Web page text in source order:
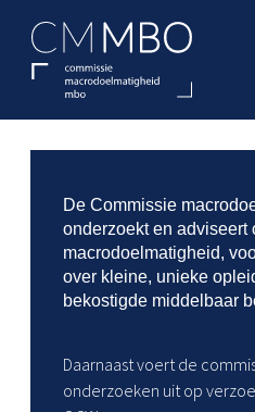
De Commissie
onderzoekt en adviseert
macrodoelmatigheid,
over kleine, unieke
bekostigde middelbaar
Daarnaast voert de
onderzoeken uit op